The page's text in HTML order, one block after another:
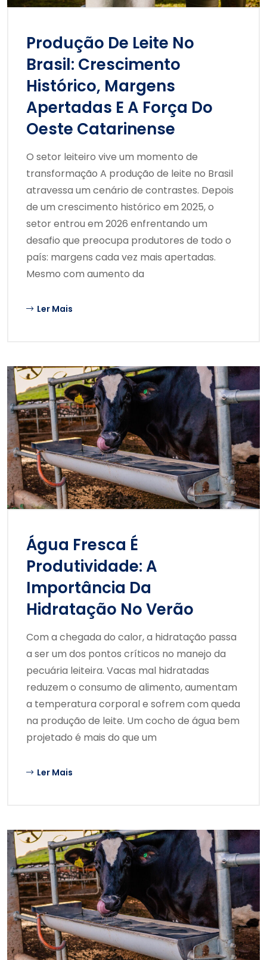
Produção De Leite No
Brasil: Crescimento
Histórico, Margens
Apertadas E A Força Do
Oeste Catarinense
O setor leiteiro vive um momento de
transformação A produção de leite no Brasil
atravessa um cenário de contrastes. Depois
de um crescimento histórico em 2025, o
setor entrou em 2026 enfrentando um
desafio que preocupa produtores de todo o
país: margens cada vez mais apertadas.
Mesmo com aumento da
Ler Mais
Água Fresca É
Produtividade: A
Importância Da
Hidratação No Verão
Com a chegada do calor, a hidratação passa
a ser um dos pontos críticos no manejo da
pecuária leiteira. Vacas mal hidratadas
reduzem o consumo de alimento, aumentam
a temperatura corporal e sofrem com queda
na produção de leite. Um cocho de água bem
projetado é mais do que um
Ler Mais